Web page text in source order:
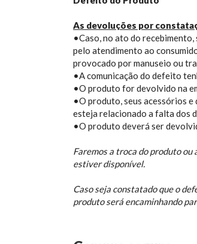
As devoluções por
•Caso, no ato do
pelo atendimento ao
provocado por manuseio ou
•A comunicação do defeito
•O produto for devolvido na
•O produto, seus acessórios
esteja relacionado a falta dos
•O produto deverá ser
Faremos a troca do produto ou
estiver disponível.
Caso seja constatado que o
produto será encaminhando